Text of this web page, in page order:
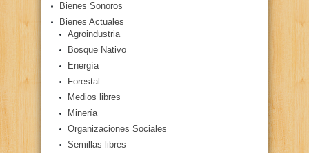
Bienes Sonoros
Bienes Actuales
Agroindustria
Bosque Nativo
Energía
Forestal
Medios libres
Minería
Organizaciones Sociales
Semillas libres